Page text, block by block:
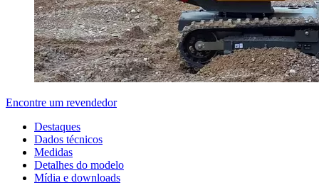
Encontre um revendedor
Destaques
Dados técnicos
Medidas
Detalhes do modelo
Mídia e downloads